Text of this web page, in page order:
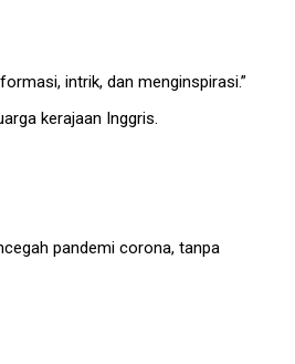
intrik, dan menginspirasi.”
kerajaan Inggris.
pandemi corona, tanpa